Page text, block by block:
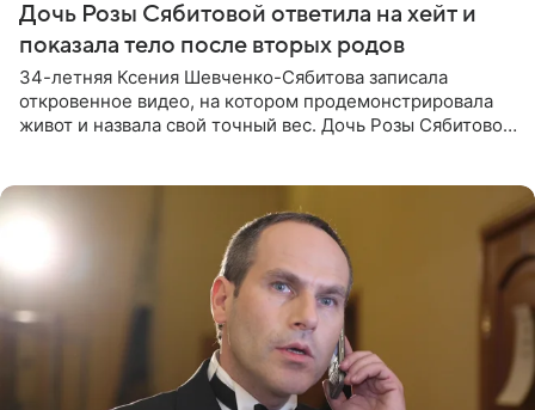
Дочь Розы Сябитовой ответила на хейт и
показала тело после вторых родов
34-летняя Ксения Шевченко-Сябитова записала
откровенное видео, на котором продемонстрировала
живот и назвала свой точный вес. Дочь Розы Сябитовой